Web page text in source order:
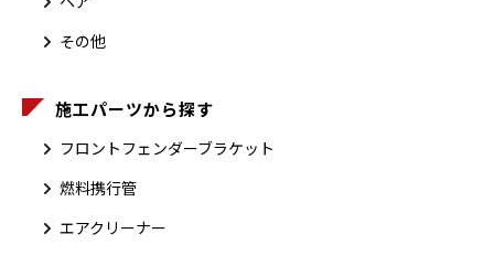
その他
施工パーツから探す
フロントフェンダーブラケット
燃料携行管
エアクリーナー